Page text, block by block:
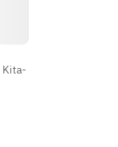
Kita-